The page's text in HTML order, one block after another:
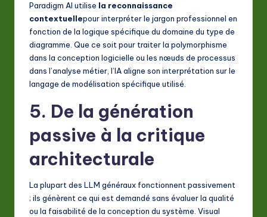
Paradigm AI utilise la reconnaissance
contextuellepour interpréter le jargon professionnel en
fonction de la logique spécifique du domaine du type de
diagramme. Que ce soit pour traiter la polymorphisme
dans la conception logicielle ou les nœuds de processus
dans l’analyse métier, l’IA aligne son interprétation sur le
langage de modélisation spécifique utilisé.
5. De la génération
passive à la critique
architecturale
La plupart des LLM généraux fonctionnent passivement
; ils génèrent ce qui est demandé sans évaluer la qualité
ou la faisabilité de la conception du système. Visual